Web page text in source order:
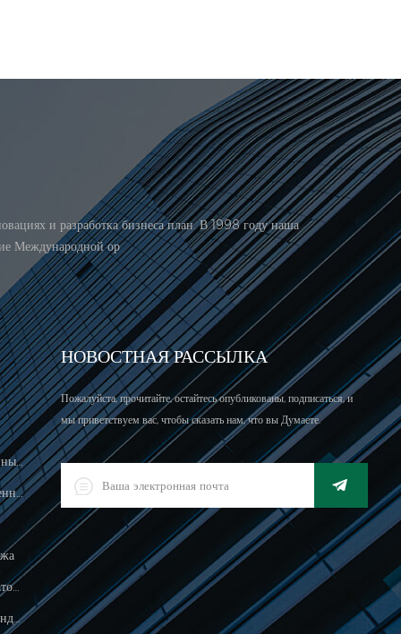
и разработка бизнеса план. В 1998 году наша
Международной ор
Масштаб Вычисления Цен, Разрешенный Для Торговли
Светодиодный Цифровой Промышленный Водонепроницаемый Индикатор Взвешивания
Водонепроницаемый 150 Кг Индикатор Взвешивания
Пищевая Обработка Электронного Индикатора Взвешивания
НОВОСТНАЯ РАССЫЛКА
Пожалуйста, прочитайте, остайтесь опубликованы, подписаться, и
мы приветствуем вас, чтобы сказать нам, что вы Думаете.